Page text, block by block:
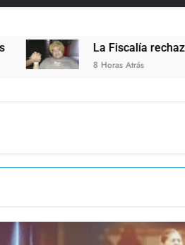
rechazó el pedido para